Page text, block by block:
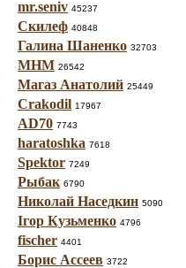
mr.seniv 45237
Скилеф 40848
Галина Шаненко 32703
МНМ 26542
Магаз Анатолий 25449
Crakodil 17967
AD70 7743
haratoshka 7618
Spektor 7249
Рыбак 6790
Николай Наседкин 5090
Ігор Кузьменко 4796
fischer 4401
Борис Ассеев 3722